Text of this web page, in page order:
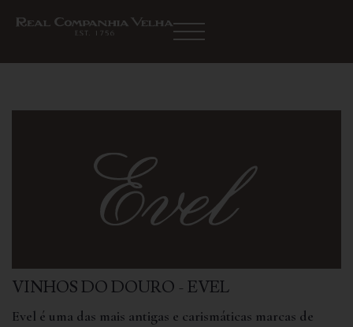
VINHOS DO DOURO - EVEL
Evel é uma das mais antigas e carismáticas marcas de